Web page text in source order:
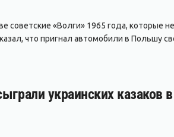
советские «Волги» 1965 года, которые
что пригнал автомобили в Польшу
украинских казаков